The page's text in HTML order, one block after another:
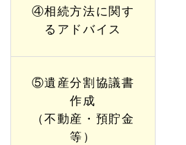
④相続方法に関す
るアドバイス
⑤遺産分割協議書
作成
（不動産・預貯金
等）